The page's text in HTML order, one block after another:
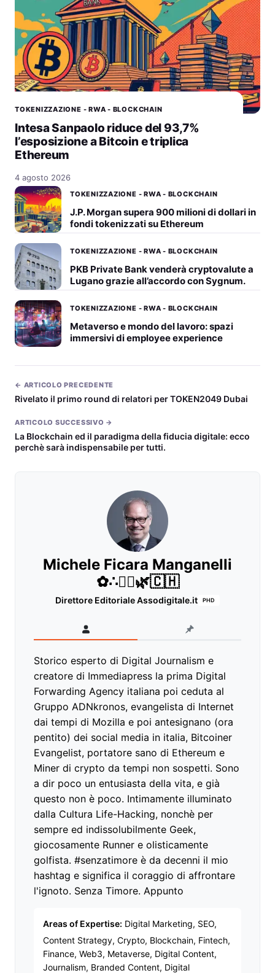
TOKENIZZAZIONE - RWA - BLOCKCHAIN
Intesa Sanpaolo riduce del 93,7%
l’esposizione a Bitcoin e triplica
Ethereum
4 agosto 2026
TOKENIZZAZIONE - RWA - BLOCKCHAIN
J.P. Morgan supera 900 milioni di dollari in
fondi tokenizzati su Ethereum
TOKENIZZAZIONE - RWA - BLOCKCHAIN
PKB Private Bank venderà cryptovalute a
Lugano grazie all’accordo con Sygnum.
TOKENIZZAZIONE - RWA - BLOCKCHAIN
Metaverso e mondo del lavoro: spazi
immersivi di employee experience
← ARTICOLO PRECEDENTE
Rivelato il primo round di relatori per TOKEN2049 Dubai
ARTICOLO SUCCESSIVO →
La Blockchain ed il paradigma della fiducia digitale: ecco
perchè sarà indispensabile per tutti.
Michele Ficara Manganelli
✿∴♛🌿🇨🇭
Direttore Editoriale Assodigitale.it PHD
Storico esperto di Digital Journalism e
creatore di Immediapress la prima Digital
Forwarding Agency italiana poi ceduta al
Gruppo ADNkronos, evangelista di Internet
dai tempi di Mozilla e poi antesignano (ora
pentito) dei social media in italia, Bitcoiner
Evangelist, portatore sano di Ethereum e
Miner di crypto da tempi non sospetti. Sono
a dir poco un entusiasta della vita, e già
questo non è poco. Intimamente illuminato
dalla Cultura Life-Hacking, nonchè per
sempre ed indissolubilmente Geek,
giocosamente Runner e olisticamente
golfista. #senzatimore è da decenni il mio
hashtag e significa il coraggio di affrontare
l'ignoto. Senza Timore. Appunto
Areas of Expertise: Digital Marketing, SEO,
Content Strategy, Crypto, Blockchain, Fintech,
Finance, Web3, Metaverse, Digital Content,
Journalism, Branded Content, Digital